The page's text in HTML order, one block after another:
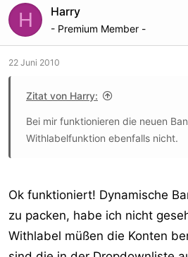
H Harry
- Premium Member -
22 Juni 2010
Zitat von Harry:
Bei mir funktionieren die neuen
Withlabelfunktion ebenfalls nicht.
Ok funktioniert! Dynamische
zu packen, habe ich nicht
Withlabel müßen die Konten